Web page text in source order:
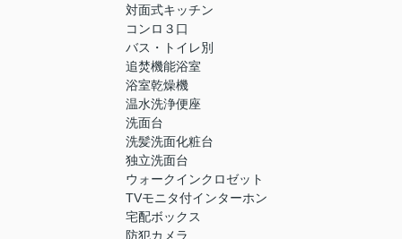
対面式キッチン
コンロ３口
バス・トイレ別
追焚機能浴室
浴室乾燥機
温水洗浄便座
洗面台
洗髪洗面化粧台
独立洗面台
ウォークインクロゼット
TVモニタ付インターホン
宅配ボックス
防犯カメラ